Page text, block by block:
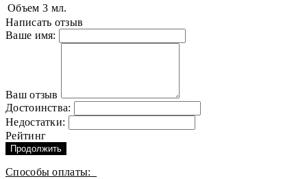
Объем 3 мл.
Написать отзыв
Ваше имя:
Ваш отзыв
Достоинства:
Недостатки:
Рейтинг
Продолжить
Способы оплаты: